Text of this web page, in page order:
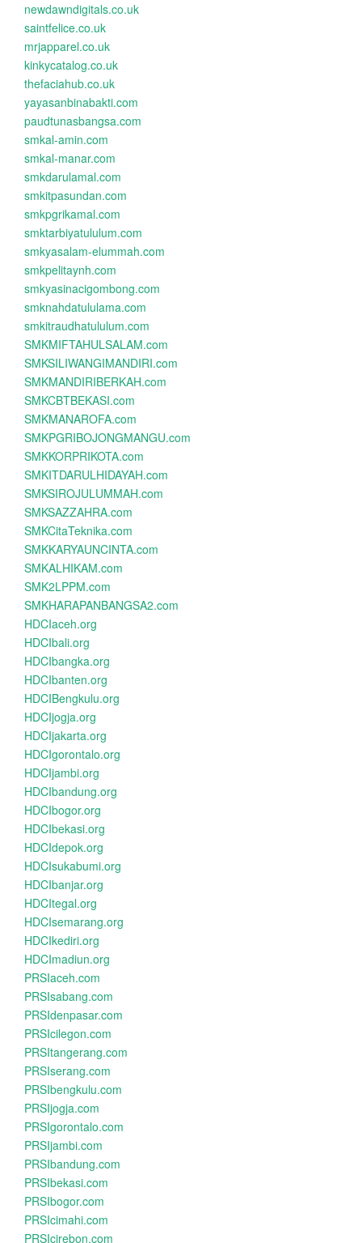
newdawndigitals.co.uk
saintfelice.co.uk
mrjapparel.co.uk
kinkycatalog.co.uk
thefaciahub.co.uk
yayasanbinabakti.com
paudtunasbangsa.com
smkal-amin.com
smkal-manar.com
smkdarulamal.com
smkitpasundan.com
smkpgrikamal.com
smktarbiyatululum.com
smkyasalam-elummah.com
smkpelitaynh.com
smkyasinacigombong.com
smknahdatululama.com
smkitraudhatululum.com
SMKMIFTAHULSALAM.com
SMKSILIWANGIMANDIRI.com
SMKMANDIRIBERKAH.com
SMKCBTBEKASI.com
SMKMANAROFA.com
SMKPGRIBOJONGMANGU.com
SMKKORPRIKOTA.com
SMKITDARULHIDAYAH.com
SMKSIROJULUMMAH.com
SMKSAZZAHRA.com
SMKCitaTeknika.com
SMKKARYAUNCINTA.com
SMKALHIKAM.com
SMK2LPPM.com
SMKHARAPANBANGSA2.com
HDCIaceh.org
HDCIbali.org
HDCIbangka.org
HDCIbanten.org
HDCIBengkulu.org
HDCIjogja.org
HDCIjakarta.org
HDCIgorontalo.org
HDCIjambi.org
HDCIbandung.org
HDCIbogor.org
HDCIbekasi.org
HDCIdepok.org
HDCIsukabumi.org
HDCIbanjar.org
HDCItegal.org
HDCIsemarang.org
HDCIkediri.org
HDCImadiun.org
PRSIaceh.com
PRSIsabang.com
PRSIdenpasar.com
PRSIcilegon.com
PRSItangerang.com
PRSIserang.com
PRSIbengkulu.com
PRSIjogja.com
PRSIgorontalo.com
PRSIjambi.com
PRSIbandung.com
PRSIbekasi.com
PRSIbogor.com
PRSIcimahi.com
PRSIcirebon.com